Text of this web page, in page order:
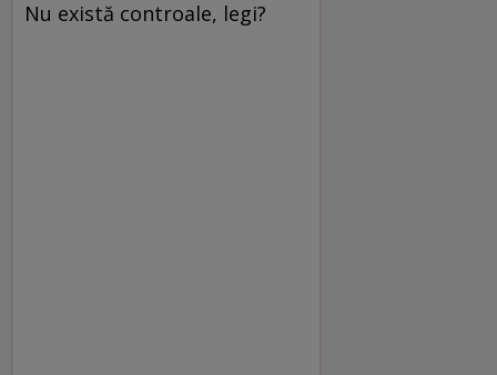
Nu există controale, legi?